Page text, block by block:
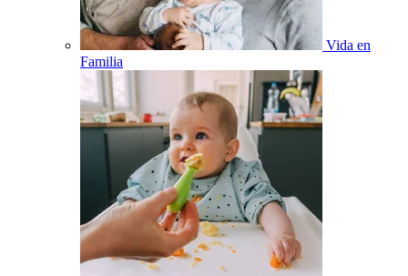
Vida en
Familia